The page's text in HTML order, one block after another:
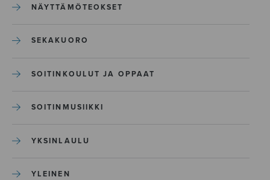
NÄYTTÄMÖTEOKSET
SEKAKUORO
SOITINKOULUT JA OPPAAT
SOITINMUSIIKKI
YKSINLAULU
YLEINEN